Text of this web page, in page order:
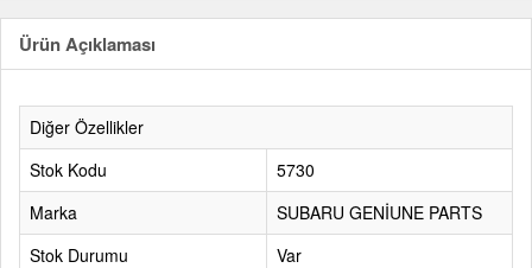
Ürün Açıklaması
Diğer Özellikler
Stok Kodu
5730
Marka
SUBARU GENİUNE PARTS
Stok Durumu
Var